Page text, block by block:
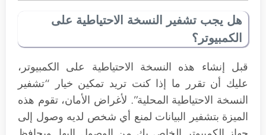
هل يجب تشفير النسخة الاحتياطية على
الكمبيوتر؟
قبل إنشاء هذه النسخة الاحتياطية على الكمبيوتر،
عليك أن تقرر ما إذا كنت تريد تمكين خيار “تشفير
النسخة الاحتياطية المحلية”. لأغراض الأمان، تقوم هذه
الميزة بتشفير البيانات لمنع أي شخص لديه وصول إلى